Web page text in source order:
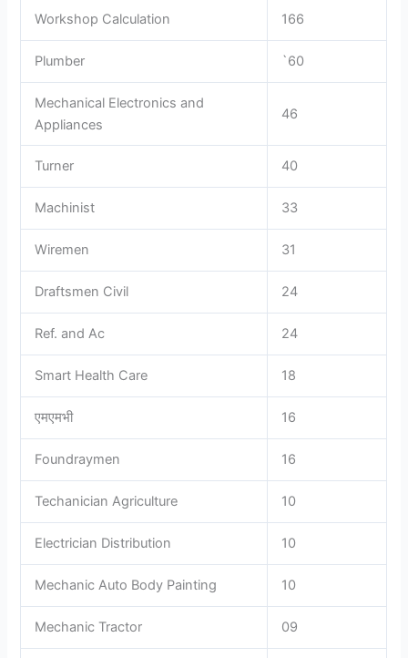
Workshop Calculation 166
Plumber `60
Mechanical Electronics and
Appliances
46
Turner 40
Machinist 33
Wiremen 31
Draftsmen Civil 24
Ref. and Ac 24
Smart Health Care 18
एमएमभी 16
Foundraymen 16
Techanician Agriculture 10
Electrician Distribution 10
Mechanic Auto Body Painting 10
Mechanic Tractor 09